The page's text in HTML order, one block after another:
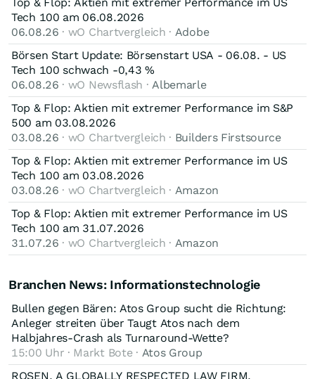
Tech 100 am 06.08.2026
06.08.26 · wO Chartvergleich · Adobe
Börsen Start Update: Börsenstart USA - 06.08. - US
Tech 100 schwach -0,43 %
06.08.26 · wO Newsflash · Albemarle
Top & Flop: Aktien mit extremer Performance im S&P
500 am 03.08.2026
03.08.26 · wO Chartvergleich · Builders Firstsource
Top & Flop: Aktien mit extremer Performance im US
Tech 100 am 03.08.2026
03.08.26 · wO Chartvergleich · Amazon
Top & Flop: Aktien mit extremer Performance im US
Tech 100 am 31.07.2026
31.07.26 · wO Chartvergleich · Amazon
Branchen News: Informationstechnologie
Bullen gegen Bären: Atos Group sucht die Richtung:
Anleger streiten über Taugt Atos nach dem
Halbjahres-Crash als Turnaround-Wette?
15:00 Uhr · Markt Bote · Atos Group
ROSEN, A GLOBALLY RESPECTED LAW FIRM,